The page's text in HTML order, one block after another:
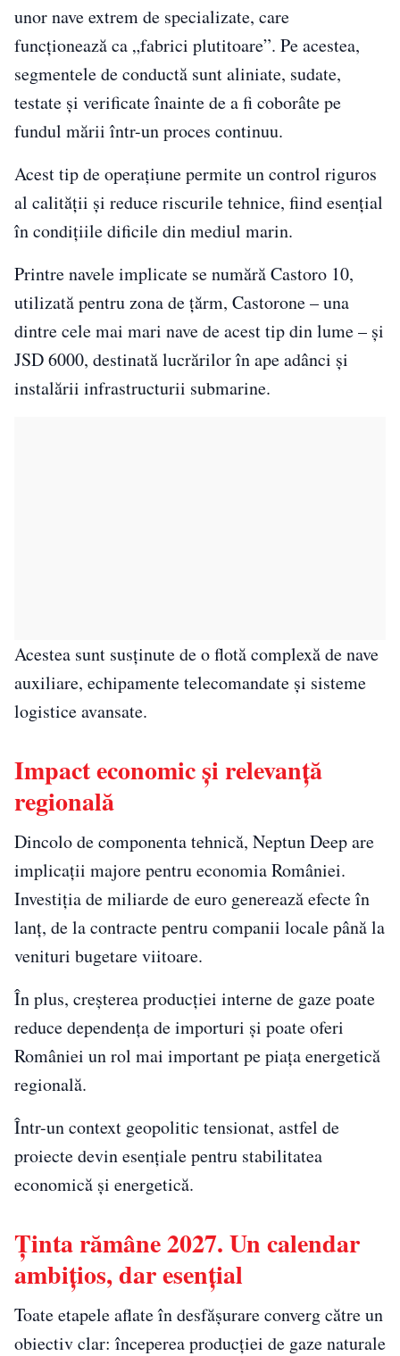
unor nave extrem de specializate, care
funcționează ca „fabrici plutitoare”. Pe acestea,
segmentele de conductă sunt aliniate, sudate,
testate și verificate înainte de a fi coborâte pe
fundul mării într-un proces continuu.
Acest tip de operațiune permite un control riguros
al calității și reduce riscurile tehnice, fiind esențial
în condițiile dificile din mediul marin.
Printre navele implicate se numără Castoro 10,
utilizată pentru zona de țărm, Castorone – una
dintre cele mai mari nave de acest tip din lume – și
JSD 6000, destinată lucrărilor în ape adânci și
instalării infrastructurii submarine.
Acestea sunt susținute de o flotă complexă de nave
auxiliare, echipamente telecomandate și sisteme
logistice avansate.
Impact economic și relevanță
regională
Dincolo de componenta tehnică, Neptun Deep are
implicații majore pentru economia României.
Investiția de miliarde de euro generează efecte în
lanț, de la contracte pentru companii locale până la
venituri bugetare viitoare.
În plus, creșterea producției interne de gaze poate
reduce dependența de importuri și poate oferi
României un rol mai important pe piața energetică
regională.
Într-un context geopolitic tensionat, astfel de
proiecte devin esențiale pentru stabilitatea
economică și energetică.
Ținta rămâne 2027. Un calendar
ambițios, dar esențial
Toate etapele aflate în desfășurare converg către un
obiectiv clar: începerea producției de gaze naturale